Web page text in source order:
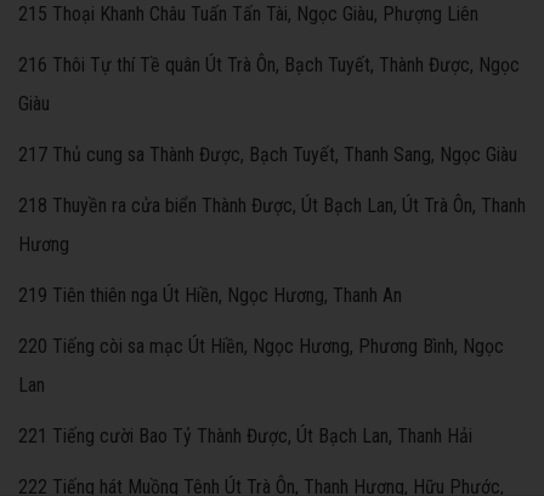
215 Thoại Khanh Châu Tuấn Tấn Tài, Ngọc Giàu, Phượng Liên
216 Thôi Tự thí Tề quân Út Trà Ôn, Bạch Tuyết, Thành Được, Ngọc
Giàu
217 Thủ cung sa Thành Được, Bạch Tuyết, Thanh Sang, Ngọc Giàu
218 Thuyền ra cửa biển Thành Được, Út Bạch Lan, Út Trà Ôn, Thanh
Hương
219 Tiên thiên nga Út Hiền, Ngọc Hương, Thanh An
220 Tiếng còi sa mạc Út Hiền, Ngọc Hương, Phương Bình, Ngọc
Lan
221 Tiếng cười Bao Tỷ Thành Được, Út Bạch Lan, Thanh Hải
222 Tiếng hát Muồng Tênh Út Trà Ôn, Thanh Hương, Hữu Phước,